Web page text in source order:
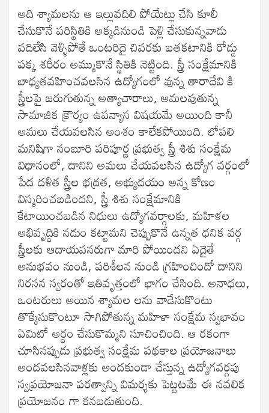
అది శ్యామలను ఆ ఇల్లువదిలి పోయేట్లు చేసి కూలీ
చేసుకొనే పరిస్థితికి అక్కడినుండి పెళ్లి చేసుకున్నవాడు
వదిలేసి వెళ్ళిపోతే ఒంటరిదై చివరకు బతకటానికి రోడ్డు
పక్క శరీరం అమ్ముకొనే స్థితికి నెట్టింది. స్త్రీ సంక్షేమానికి
బాధ్యతవహించవలసిన ఉద్యోగంలో వున్న తారాదేవి కి
స్త్రీలపై జరుగుతున్న అత్యాచారాలు, అమలవుతున్న
సామాజిక క్రౌర్యం ఉపన్యాస విషయమే అయింది కానీ
అమలు చేయవలసిన అంశం కాలేకపోయింది. లోపలి
మనిషిగా నంబూరి పరిపూర్ణ ప్రభుత్వ స్త్రీ శిశు సంక్షేమ
విధానంలో, దానిని అమలు చేయవలసిన ఉద్యోగ వర్గంలో
పేద దళిత స్త్రీల భద్రత, అభ్యుదయం అన్న కోణం
విస్మరించబడిందని, స్త్రీ శిశు సంక్షేమానికి
కేటాయించబడిన నిధులు ఉద్యోగవర్గాలకు, మహిళల
అభివృద్ధికి నడుం కట్టామని చెప్పుకొనే ఉన్నత ధనిక వర్గ
స్త్రీలకు ఆదాయవనరుగా మారి పోయిందని ఏదైతే
అనుభవం నుండి, పరిశీలన నుండి గ్రహించిందో దానిని
నిరసన స్వరంతో ఇతివృత్తంలో భాగం చేసింది. అనాధలు,
ఒంటరులు అయిన శ్యామల లను వాడేసుకొంటు
తొక్కేసుకొంటూ సాగిపోతున్న మహిళా సంక్షేమ స్వభావం
ఏమిటో అర్ధం చేసుకొమ్మని సూచించింది. ఆ రకంగా
చూసినప్పుడు ప్రభుత్వ సంక్షేమ పథకాల ప్రయోజనాలు
అందవలసినవాళ్లకు అందకుండా చేస్తున్న ఉద్యోగవర్గపు
స్వప్రయోజనా పరత్వాన్ని విమర్శకు పెట్టటమే ఈ నవలిక
ప్రయోజనం గా కనబడుతుంది.